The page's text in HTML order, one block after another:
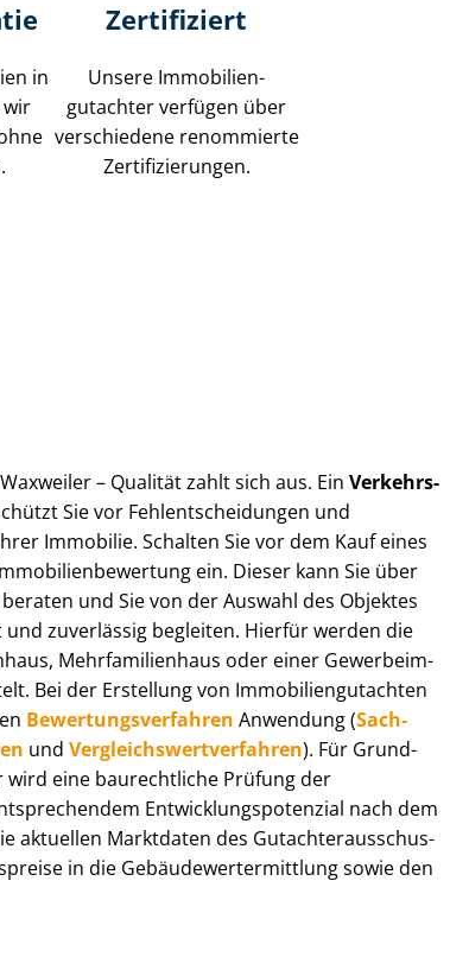
in
wir
Zertifiziert
Unsere Immobilien­
gutachter verfügen über
verschiedene renommierte
Zer­ti­fi­zie­run­gen.
– Qualität zahlt sich aus. Ein Ver­kehrs­
Sie vor Fehl­ent­schei­dun­gen und
Immobilie. Schalten Sie vor dem Kauf eines
ein. Dieser kann Sie über
beraten und Sie von der Auswahl des Objektes
zuverlässig begleiten. Hierfür werden die
Mehr­fa­mi­li­en­haus oder einer Ge­wer­be­im­
Bei der Erstellung von Im­mo­bi­li­en­gut­ach­ten
Be­wer­tungs­ver­fah­ren Anwendung (Sach­
und Ver­gleichs­wert­ver­fah­ren). Für Grund­
eine baurechtliche Prüfung der
Ent­wick­lungs­po­ten­zi­al nach dem
aktuellen Marktdaten des Gut­ach­ter­aus­schus­
in die Ge­bäu­de­wert­ermitt­lung sowie den